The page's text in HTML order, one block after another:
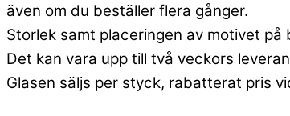
även om du beställer flera gånger.
Storlek samt placeringen av motivet
Det kan vara upp till två veckors
Glasen säljs per styck, rabatterat pris